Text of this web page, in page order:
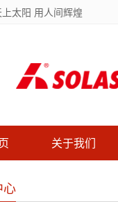
太阳 用人间辉煌
关于我们
心